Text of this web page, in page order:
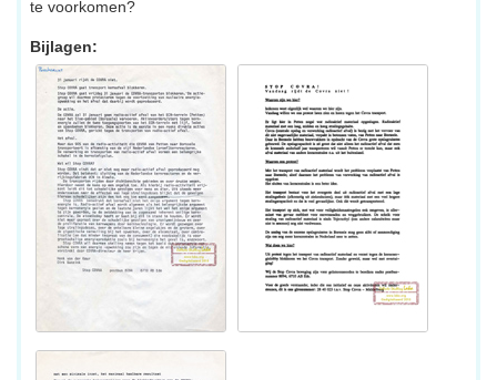
te voorkomen?
Bijlagen: